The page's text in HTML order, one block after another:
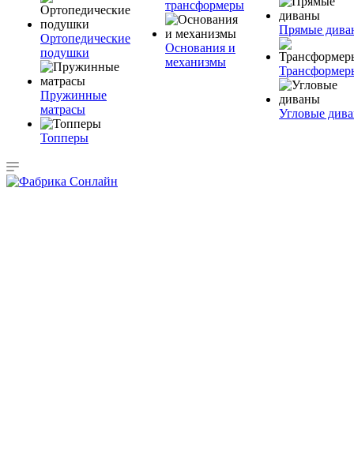
Ортопедические
подушки
Пружинные
матрасы
Топперы
трансформеры
Основания и
механизмы
Прямые
Угловые